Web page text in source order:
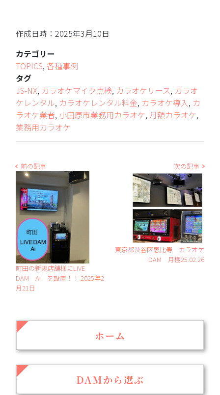
作成日時：2025年3月10日
カテゴリー
TOPICS, 各種事例
タグ
JS-NX, カラオケマイク点検, カラオケリース, カラオ
ケレンタル, カラオケレンタル料金, カラオケ導入, カ
ラオケ業者, 小田原市業務用カラオケ, 月額カラオケ,
業務用カラオケ
前の記事
町田の新規店舗様にLIVE
DAM Ai を設置！！ 2025年2
月21日
次の記事
東京都渋谷区恵比寿 カラオケ
DAM 月極25.02.26
ホーム
DAMから選ぶ